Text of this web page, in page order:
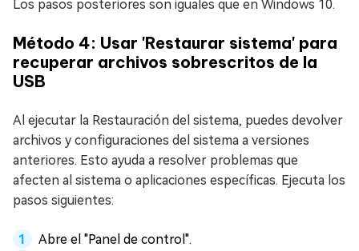
Los pasos posteriores son iguales que en Windows 10.
Método 4: Usar 'Restaurar sistema' para
recuperar archivos sobrescritos de la
USB
Al ejecutar la Restauración del sistema, puedes devolver
archivos y configuraciones del sistema a versiones
anteriores. Esto ayuda a resolver problemas que
afecten al sistema o aplicaciones específicas. Ejecuta los
pasos siguientes:
Abre el "Panel de control".